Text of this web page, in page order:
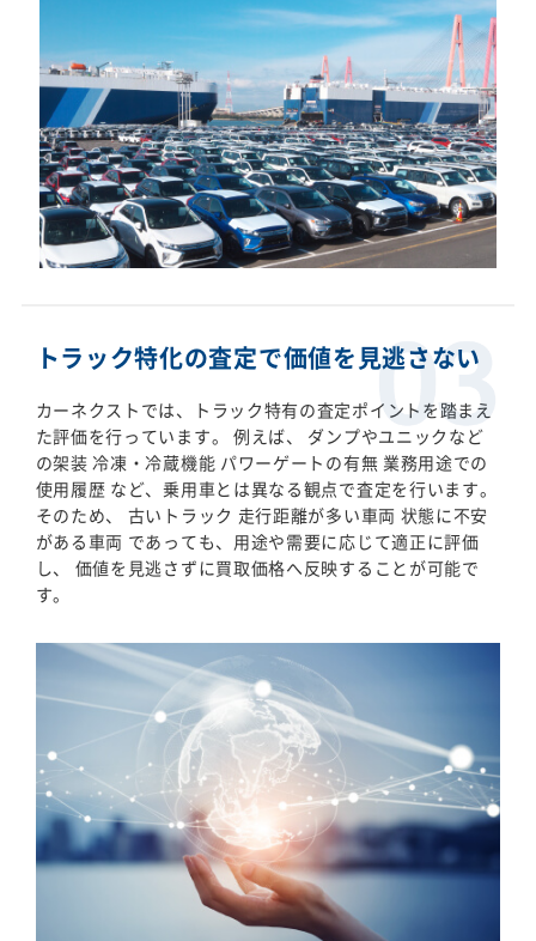
トラック特化の査定で価値を見逃さない
カーネクストでは、トラック特有の査定ポイントを踏まえ
た評価を行っています。 例えば、 ダンプやユニックなど
の架装 冷凍・冷蔵機能 パワーゲートの有無 業務用途での
使用履歴 など、乗用車とは異なる観点で査定を行います。
そのため、 古いトラック 走行距離が多い車両 状態に不安
がある車両 であっても、用途や需要に応じて適正に評価
し、 価値を見逃さずに買取価格へ反映することが可能で
す。